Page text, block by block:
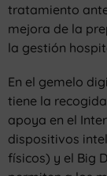
tratamiento
mejora de la
la gestión
En el gemelo
tiene la
apoya en el
dispositivos
físicos) y el Big